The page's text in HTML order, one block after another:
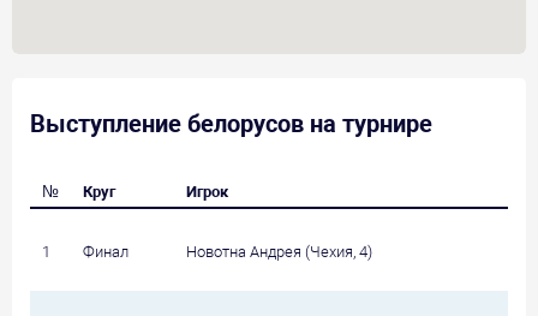
Выступление белорусов на турнире
№ Круг Игрок
1 Финал Новотна Андрея (Чехия, 4)